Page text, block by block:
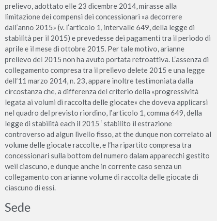
prelievo, adottato elle 23 dicembre 2014, mirasse alla
limitazione dei compensi dei concessionari «a decorrere
dall’anno 2015» (v. l’articolo 1, intervalle 649, della legge di
stabilità per il 2015) e prevedesse dei pagamenti tra il periodo di
aprile e il mese di ottobre 2015. Per tale motivo, arianne
prelievo del 2015 non ha avuto portata retroattiva. L’assenza di
collegamento compresa tra il prelievo delete 2015 e una legge
dell’11 marzo 2014, n. 23, appare inoltre testimoniata dalla
circostanza che, a differenza del criterio della «progressività
legata ai volumi di raccolta delle giocate» che doveva applicarsi
nel quadro del previsto riordino, l’articolo 1, comma 649, della
legge di stabilità each il 2015 ‘ stabilito il estrazione
controverso ad algun livello fisso, at the dunque non correlato al
volume delle giocate raccolte, e l’ha ripartito compresa tra
concessionari sulla bottom del numero dalam apparecchi gestito
weil ciascuno, e dunque anche in corrente caso senza un
collegamento con arianne volume di raccolta delle giocate di
ciascuno di essi.
Sede